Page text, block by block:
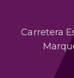
Carretera